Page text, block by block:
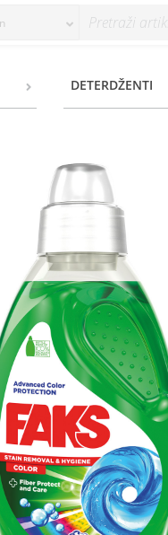
DETERDŽENTI